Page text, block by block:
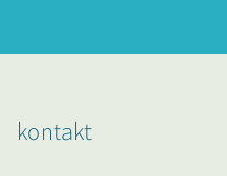
kontakt